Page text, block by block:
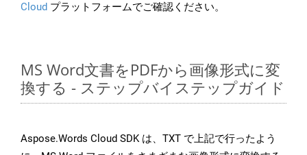
Cloud プラットフォームでご確認ください。
MS Word文書をPDFから画像形式に変
換する - ステップバイステップガイド
Aspose.Words Cloud SDK は、TXT で上記で行ったよう